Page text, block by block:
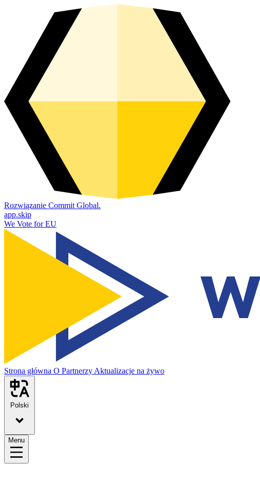
Rozwiązanie Commit Global.
app.skip
We Vote for EU
Strona główna O PartnerzyAktualizacje na żywo
Polski
Menu